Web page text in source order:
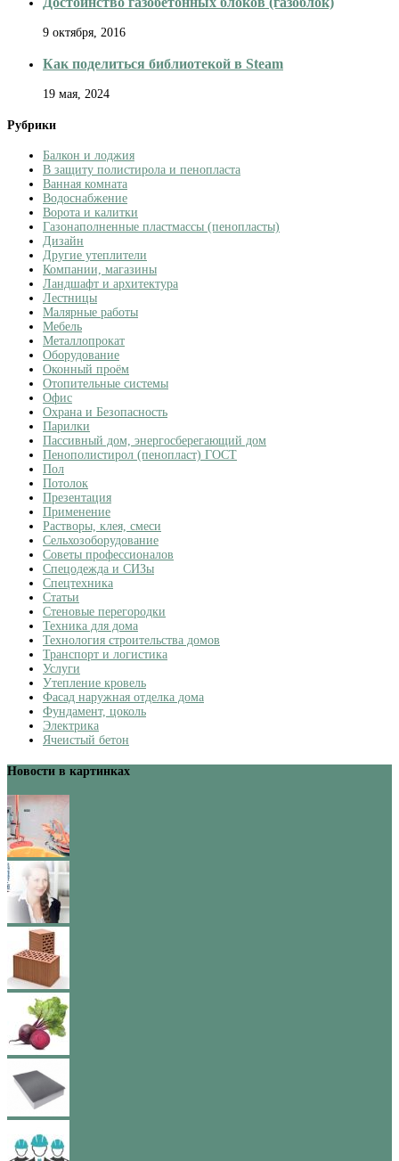
9 октября, 2016
Как поделиться библиотекой в Steam
19 мая, 2024
Рубрики
Балкон и лоджия
В защиту полистирола и пенопласта
Ванная комната
Водоснабжение
Ворота и калитки
Газонаполненные пластмассы (пенопласты)
Дизайн
Другие утеплители
Компании, магазины
Ландшафт и архитектура
Лестницы
Малярные работы
Мебель
Металлопрокат
Оборудование
Оконный проём
Отопительные системы
Офис
Охрана и Безопасность
Парилки
Пассивный дом, энергосберегающий дом
Пенополистирол (пенопласт) ГОСТ
Пол
Потолок
Презентация
Применение
Растворы, клея, смеси
Сельхозоборудование
Советы профессионалов
Спецодежда и СИЗы
Спецтехника
Статьи
Стеновые перегородки
Техника для дома
Технология строительства домов
Транспорт и логистика
Услуги
Утепление кровель
Фасад наружная отделка дома
Фундамент, цоколь
Электрика
Ячеистый бетон
Новости в картинках